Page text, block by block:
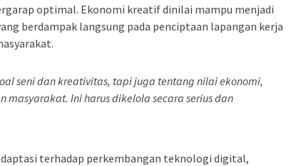
optimal. Ekonomi kreatif dinilai mampu menjadi
berdampak langsung pada penciptaan lapangan kerja
seni dan kreativitas, tapi juga tentang nilai ekonomi,
masyarakat. Ini harus dikelola secara serius dan
terhadap perkembangan teknologi digital,